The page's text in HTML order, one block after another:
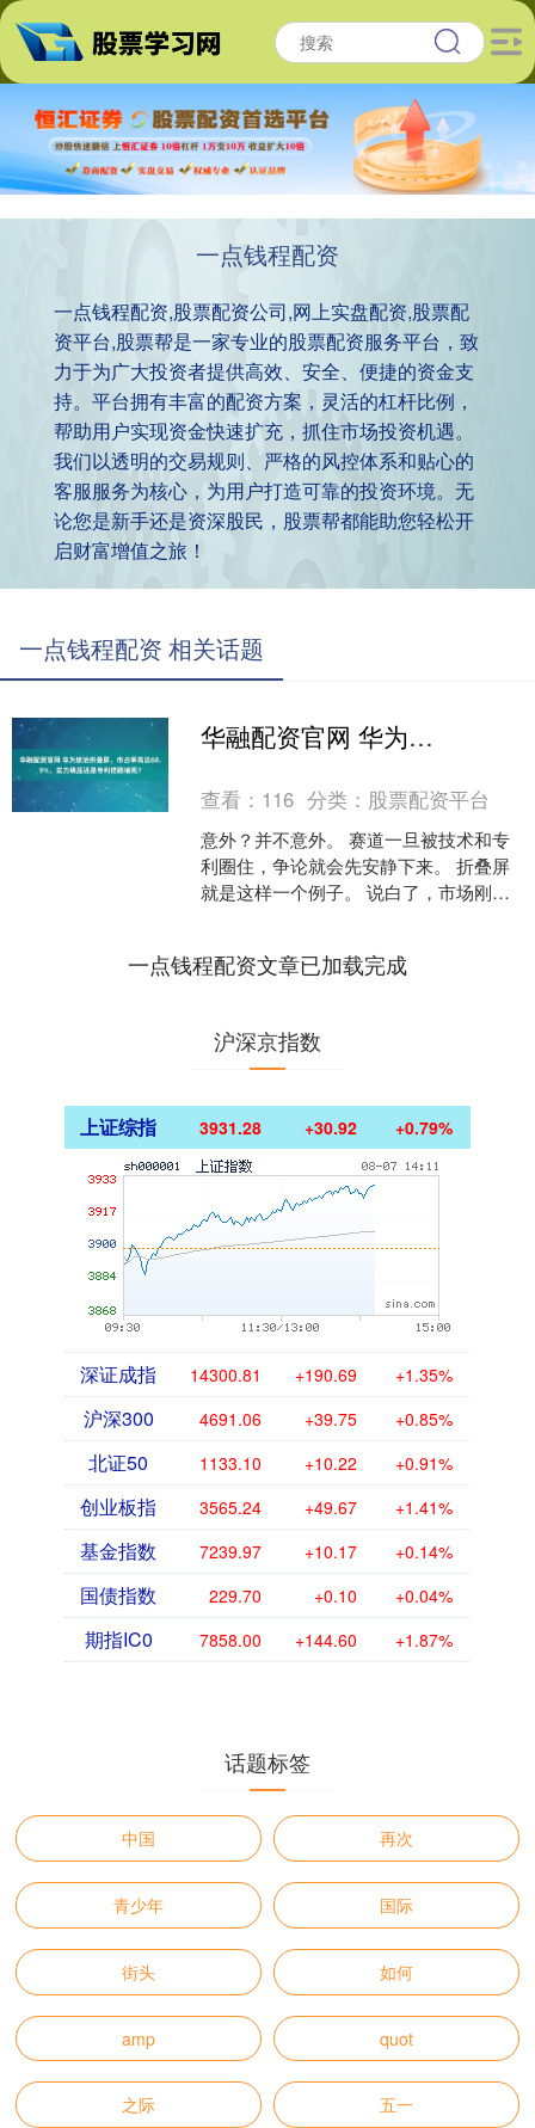
一点钱程配资
一点钱程配资,股票配资公司,网上实盘配资,股票配
资平台,股票帮是一家专业的股票配资服务平台，致
力于为广大投资者提供高效、安全、便捷的资金支
持。平台拥有丰富的配资方案，灵活的杠杆比例，
帮助用户实现资金快速扩充，抓住市场投资机遇。
我们以透明的交易规则、严格的风控体系和贴心的
客服服务为核心，为用户打造可靠的投资环境。无
论您是新手还是资深股民，股票帮都能助您轻松开
启财富增值之旅！
一点钱程配资 相关话题
华融配资官网 华为统治折叠屏，市占率高达68.9%，实力碾压还是专利把路堵死？
查看： 116 分类： 股票配资平台
意外？并不意外。 赛道一旦被技术和专
利圈住，争论就会先安静下来。 折叠屏
就是这样一个例子。 说白了，市场刚刚
一点钱程配资文章已加载完成
沪深京指数
上证综指 3931.28 +30.92 +0.79%
深证成指 14300.81 +190.69 +1.35%
沪深300 4691.06 +39.75 +0.85%
北证50 1133.10 +10.22 +0.91%
创业板指 3565.24 +49.67 +1.41%
基金指数 7239.97 +10.17 +0.14%
国债指数 229.70 +0.10 +0.04%
期指IC0 7858.00 +144.60 +1.87%
话题标签
中国 再次
青少年 国际
街头 如何
amp quot
之际 五一